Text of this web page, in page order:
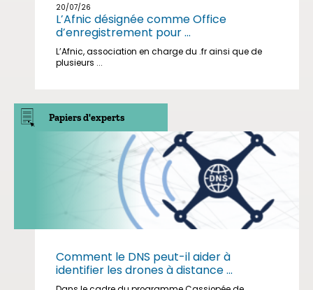
20/07/26
L’Afnic désignée comme Office
d’enregistrement pour ...
L’Afnic, association en charge du .fr ainsi que de
plusieurs ...
Papiers d'experts
Comment le DNS peut-il aider à
identifier les drones à distance ...